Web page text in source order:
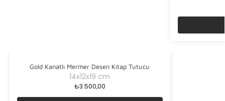
Gold Kanatlı Mermer Desen Kıtap Tutucu
14x12x19 cm
₺3.500,00